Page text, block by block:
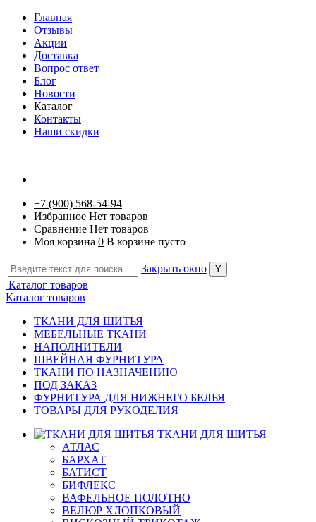
Главная
Отзывы
Акции
Доставка
Вопрос ответ
Блог
Новости
Каталог
Контакты
Наши скидки
+7 (900) 568-54-94
Избранное Нет товаров
Сравнение Нет товаров
Моя корзина 0 В корзине пусто
Закрыть окно
Каталог товаров
Каталог товаров
ТКАНИ ДЛЯ ШИТЬЯ
МЕБЕЛЬНЫЕ ТКАНИ
НАПОЛНИТЕЛИ
ШВЕЙНАЯ ФУРНИТУРА
ТКАНИ ПО НАЗНАЧЕНИЮ
ПОД ЗАКАЗ
ФУРНИТУРА ДЛЯ НИЖНЕГО БЕЛЬЯ
ТОВАРЫ ДЛЯ РУКОДЕЛИЯ
ТКАНИ ДЛЯ ШИТЬЯ
АТЛАС
БАРХАТ
БАТИСТ
БИФЛЕКС
ВАФЕЛЬНОЕ ПОЛОТНО
ВЕЛЮР ХЛОПКОВЫЙ